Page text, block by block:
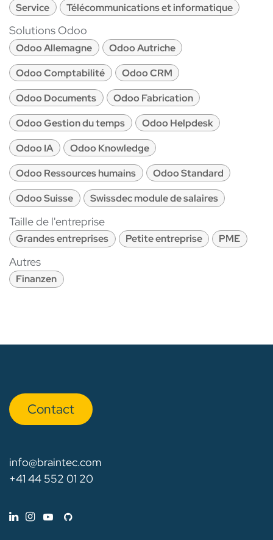
Service
Télécommunications et informatique
Solutions Odoo
Odoo Allemagne
Odoo Autriche
Odoo Comptabilité
Odoo CRM
Odoo Documents
Odoo Fabrication
Odoo Gestion du temps
Odoo Helpdesk
Odoo IA
Odoo Knowledge
Odoo Ressources humains
Odoo Standard
Odoo Suisse
Swissdec module de salaires
Taille de l'entreprise
Grandes entreprises Petite entreprise PME
Autres
Finanzen
Con​​​​tact
info@braintec.com
+41 44 552 01 20